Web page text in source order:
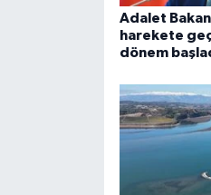
Adalet
harekete
dönem